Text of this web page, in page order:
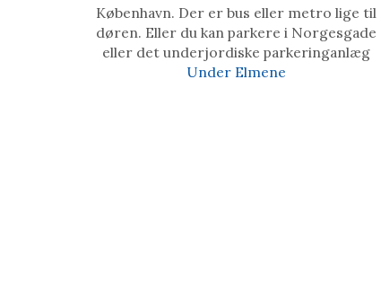
København. Der er bus eller metro lige til
døren. Eller du kan parkere i Norgesgade
eller det underjordiske parkeringanlæg
Under Elmene